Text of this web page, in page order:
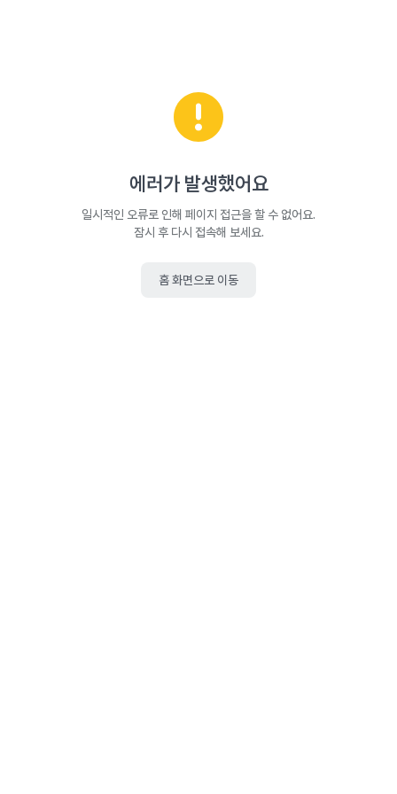
에러가 발생했어요
일시적인 오류로 인해 페이지 접근을 할 수 없어요.
잠시 후 다시 접속해 보세요.
홈 화면으로 이동